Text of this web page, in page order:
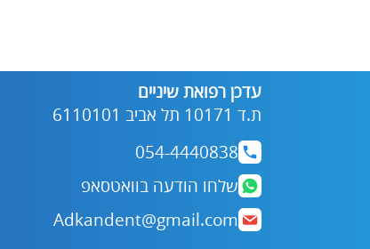
עדכן רפואת שיניים
ת.ד 10171 תל אביב 6110101
054-4440838
שלחו הודעה בוואטסאפ
Adkandent@gmail.com